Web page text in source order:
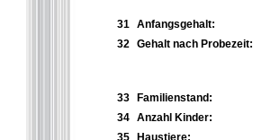
31 Anfangsgehalt:
32 Gehalt nach Probezeit:
33 Familienstand:
34 Anzahl Kinder:
35
Haustiere: